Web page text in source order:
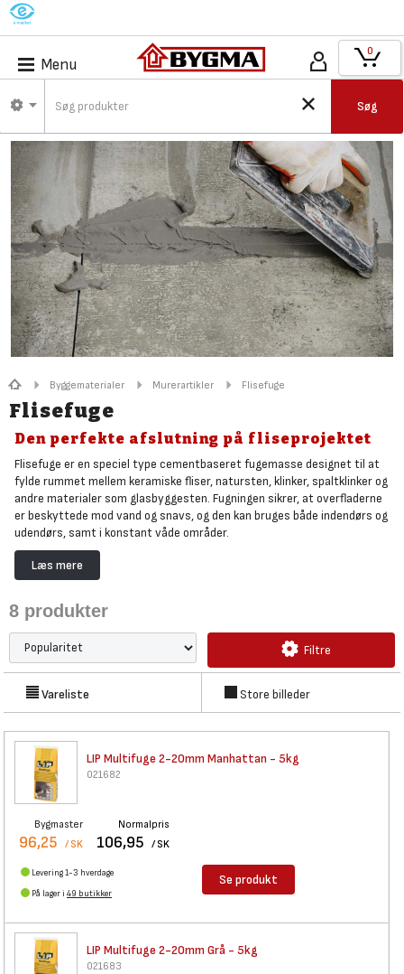
M
Menu
Søg
0
Byggematerialer Murerartikler Flisefuge
Flisefuge
Den perfekte afslutning på fliseprojektet
Flisefuge er en speciel type cementbaseret fugemasse designet til at
fylde rummet mellem keramiske fliser, natursten, klinker, spaltklinker og
andre materialer som glasbyggesten. Fugningen sikrer, at overfladerne
er beskyttede mod vand og snavs, og den kan bruges både indendørs og
udendørs, samt i konstant våde områder.
Hos Bygma kan du købe LIP flisefuge i forskellige farver, der gør det
lettere at opnå en jævn og flot finish, der både matcher dine fliser og
det at tilsætte LIP Multibinder, som øger fugens elasticitet og sikrer en
hvilket vidner om produktets kvalitet og pålidelighed.
Til keramiske væg- og gulvfliserskal du også bruge fliseklæber, ligesom
du finder
murerspande, tilbehør og murerværktøj her
Læs mere
8 produkter
Filtre
Vareliste Store billeder
LIP Multifuge 2-20mm Manhattan - 5kg
021682
Bygmaster
96,25 / SK
Normalpris
106,95 / SK
Levering 1-3 hverdage
På lager i 49 butikker
Se produkt
LIP Multifuge 2-20mm Grå - 5kg
021683